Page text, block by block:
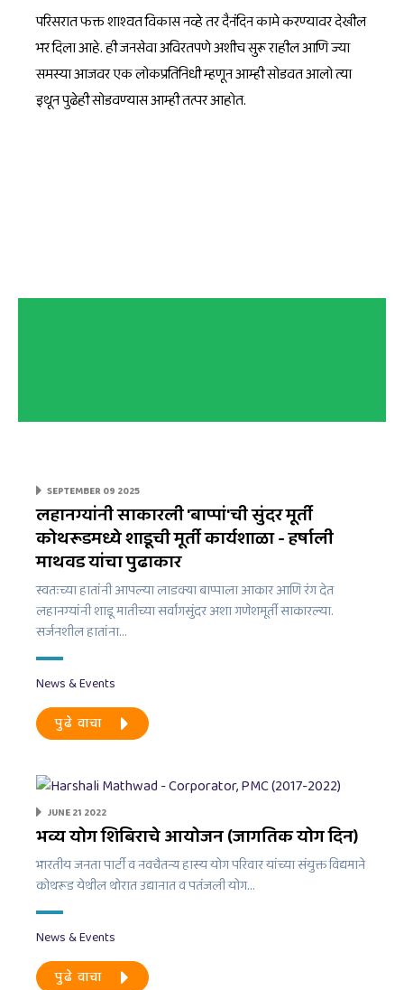
परिसरात फक्त शाश्वत विकास नव्हे तर दैनंदिन कामे करण्यावर देखील
भर दिला आहे. ही जनसेवा अविरतपणे अशीच सुरू राहील आणि ज्या
समस्या आजवर एक लोकप्रतिनिधी म्हणून आम्ही सोडवत आलो त्या
इथून पुढेही सोडवण्यास आम्ही तत्पर आहोत.
SEPTEMBER 09 2025
लहानग्यांनी साकारली 'बाप्पां'ची सुंदर मूर्ती
कोथरूडमध्ये शाडूची मूर्ती कार्यशाळा - हर्षाली
माथवड यांचा पुढाकार
स्वतःच्या हातांनी आपल्या लाडक्या बाप्पाला आकार आणि रंग देत
लहानग्यांनी शाडू मातीच्या सर्वांगसुंदर अशा गणेशमूर्ती साकारल्या.
सर्जनशील हातांना…
News & Events
पुढे वाचा
JUNE 21 2022
भव्य योग शिबिराचे आयोजन (जागतिक योग दिन)
भारतीय जनता पार्टी व नवचैतन्य हास्य योग परिवार यांच्या संयुक्त विद्यमाने
कोथरूड येथील थोरात उद्यानात व पतंजली योग…
News & Events
पुढे वाचा